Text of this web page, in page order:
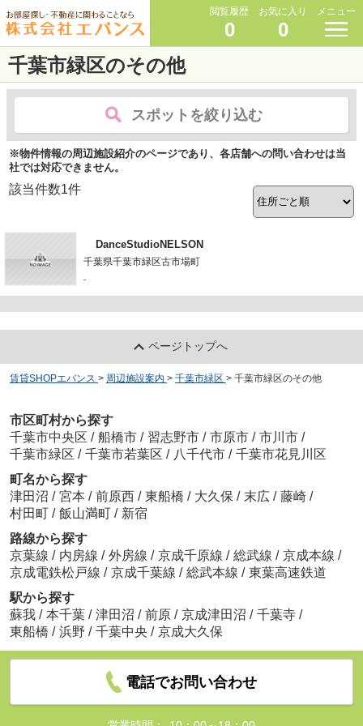
閲覧履歴
0
お気に入り
0
メニュー
千葉市緑区のその他
スポットを絞り込む
※物件情報の周辺施設紹介のページであり、各店舗への問い合わせは当
社では対応できません。
該当件数1件
DanceStudioNELSON
千葉県千葉市緑区古市場町
-
ページトップへ
賃貸SHOPエバンス > 周辺施設案内 > 千葉市緑区 > 千葉市緑区のその他
市区町村から探す
千葉市中央区 / 船橋市 / 習志野市 / 市原市 / 市川市 /
千葉市緑区 / 千葉市若葉区 / 八千代市 / 千葉市花見川区
町名から探す
津田沼 / 宮本 / 前原西 / 東船橋 / 大久保 / 末広 / 藤崎 /
村田町 / 飯山満町 / 新宿
路線から探す
京葉線 / 内房線 / 外房線 / 京成千原線 / 総武線 / 京成本線 /
京成電鉄松戸線 / 京成千葉線 / 総武本線 / 東葉高速鉄道
駅から探す
蘇我 / 本千葉 / 津田沼 / 前原 / 京成津田沼 / 千葉寺 /
東船橋 / 浜野 / 千葉中央 / 京成大久保
電話でお問い合わせ